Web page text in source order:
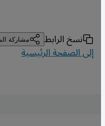
نسخ الرابط مشاركة
إلى الصفحة الرئيسية